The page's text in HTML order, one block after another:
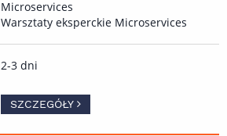
Microservices
Warsztaty eksperckie Microservices
2-3 dni
SZCZEGÓŁY